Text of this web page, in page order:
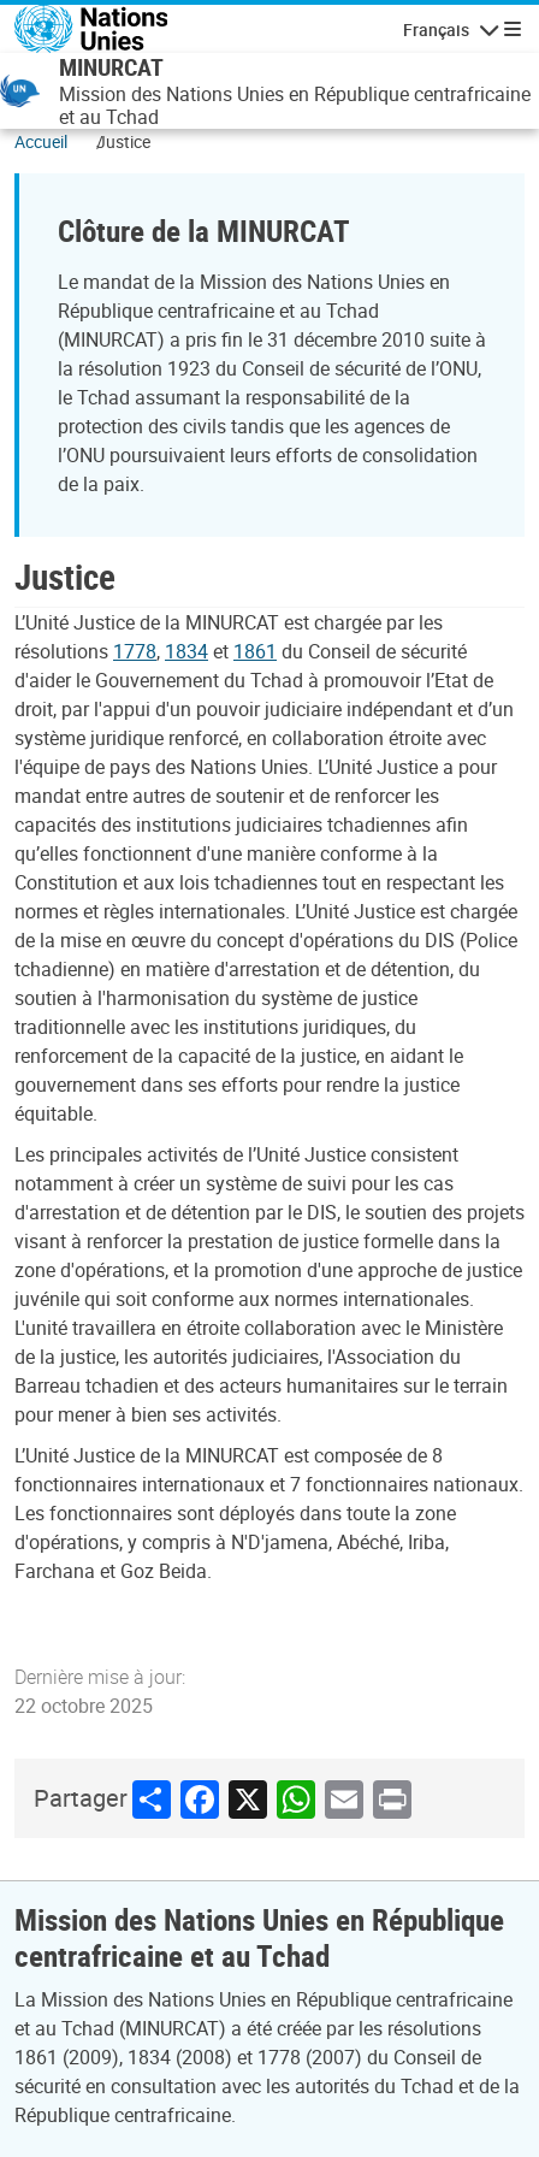
Aller au contenu principal
Français
MINURCAT
Mission des Nations Unies en République centrafricaine
et au Tchad
Accueil Justice
Clôture de la MINURCAT
Le mandat de la Mission des Nations Unies en
République centrafricaine et au Tchad
(MINURCAT) a pris fin le 31 décembre 2010 suite à
la résolution 1923 du Conseil de sécurité de l’ONU,
le Tchad assumant la responsabilité de la
protection des civils tandis que les agences de
l’ONU poursuivaient leurs efforts de consolidation
de la paix.
Justice
L’Unité Justice de la MINURCAT est chargée par les
résolutions 1778, 1834et 1861 du Conseil de sécurité
d'aider le Gouvernement du Tchad à promouvoir l’Etat de
droit, par l'appui d'un pouvoir judiciaire indépendant et d’un
système juridique renforcé, en collaboration étroite avec
l'équipe de pays des Nations Unies. L’Unité Justice a pour
mandat entre autres de soutenir et de renforcer les
capacités des institutions judiciaires tchadiennes afin
qu’elles fonctionnent d'une manière conforme à la
Constitution et aux lois tchadiennes tout en respectant les
normes et règles internationales. L’Unité Justice est chargée
de la mise en œuvre du concept d'opérations du DIS (Police
tchadienne) en matière d'arrestation et de détention, du
soutien à l'harmonisation du système de justice
traditionnelle avec les institutions juridiques, du
renforcement de la capacité de la justice, en aidant le
gouvernement dans ses efforts pour rendre la justice
équitable.
Les principales activités de l’Unité Justice consistent
notamment à créer un système de suivi pour les cas
d'arrestation et de détention par le DIS, le soutien des projets
visant à renforcer la prestation de justice formelle dans la
zone d'opérations, et la promotion d'une approche de justice
juvénile qui soit conforme aux normes internationales.
L'unité travaillera en étroite collaboration avec le Ministère
de la justice, les autorités judiciaires, l'Association du
Barreau tchadien et des acteurs humanitaires sur le terrain
pour mener à bien ses activités.
L’Unité Justice de la MINURCAT est composée de 8
fonctionnaires internationaux et 7 fonctionnaires nationaux.
Les fonctionnaires sont déployés dans toute la zone
d'opérations, y compris à N'D'jamena, Abéché, Iriba,
Farchana et Goz Beida.
Dernière mise à jour:
22 octobre 2025
PartagerShareFacebook
X WhatsApp
Email
Print
Mission des Nations Unies en République
centrafricaine et au Tchad
La Mission des Nations Unies en République centrafricaine
et au Tchad (MINURCAT) a été créée par les résolutions
1861 (2009), 1834 (2008) et 1778 (2007) du Conseil de
sécurité en consultation avec les autorités du Tchad et de la
République centrafricaine.